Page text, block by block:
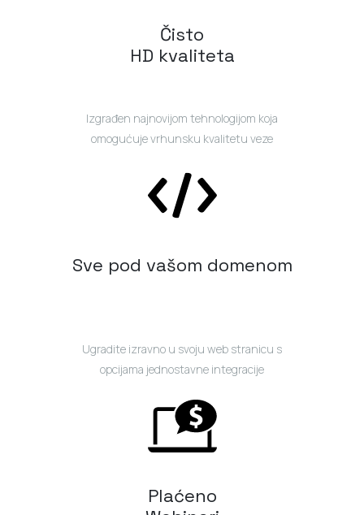
Čisto
HD kvaliteta
Izgrađen najnovijom tehnologijom koja
omogućuje vrhunsku kvalitetu veze
Sve pod vašom domenom
Ugradite izravno u svoju web stranicu s
opcijama jednostavne integracije
Plaćeno